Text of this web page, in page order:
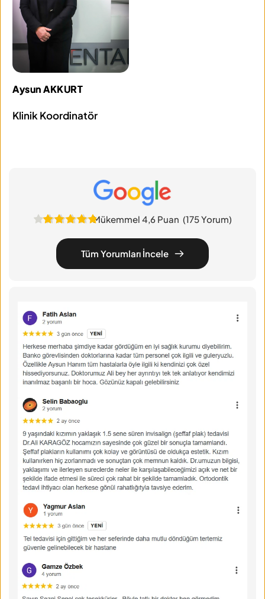
Aysun AKKURT
Klinik Koordinatör
Mükemmel 4,6 Puan (175 Yorum)
Tüm Yorumları İncele